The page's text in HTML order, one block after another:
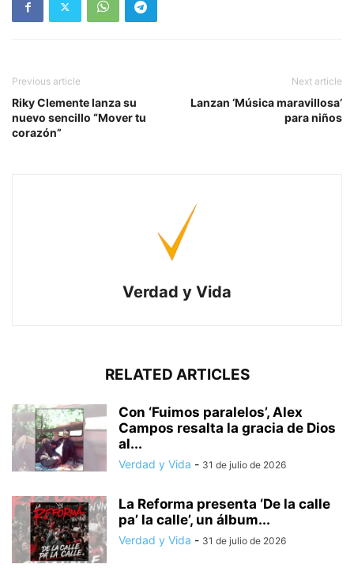
Previous article
Riky Clemente lanza su
nuevo sencillo “Mover tu
corazón”
Next article
Lanzan ‘Música maravillosa’
para niños
Verdad y Vida
RELATED ARTICLES
Con ‘Fuimos paralelos’, Alex
Campos resalta la gracia de Dios
al...
Verdad y Vida - 31 de julio de 2026
La Reforma presenta ‘De la calle
pa’ la calle’, un álbum...
Verdad y Vida - 31 de julio de 2026